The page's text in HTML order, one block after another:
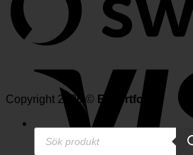
Copyright 2026 © Expertfoto
Produktsökning